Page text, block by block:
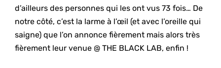
d’ailleurs des personnes qui les ont vus 73 fois… De
notre côté, c’est la larme à l’œil (et avec l’oreille qui
saigne) que l’on annonce fièrement mais alors très
fièrement leur venue @ THE BLACK LAB, enfin !